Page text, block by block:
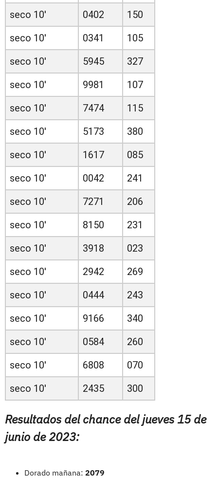
seco 10' 0402
150
seco 10'
0341
105
seco 10'
5945
327
seco 10'
9981
107
seco 10'
7474
115
seco 10'
5173
380
seco 10'
1617
085
seco 10'
0042
241
seco 10'
7271
206
seco 10'
8150
231
seco 10'
3918
023
seco 10'
2942
269
seco 10'
0444
243
seco 10'
9166
340
seco 10'
0584
260
seco 10'
6808
070
seco 10'
2435 300
Resultados del chance del jueves 15 de
junio de 2023:
Dorado mañana: 2079